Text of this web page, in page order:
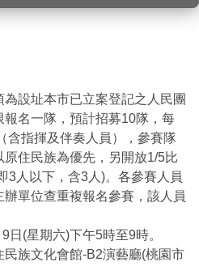
設址本市已立案登記之人民團
名一隊，預計招募10隊，每
含指揮及伴奏人員），參賽隊
住民族為優先，另開放1/5比
3人以下，含3人)。各參賽人員
單位查重複報名參賽，該人員
日(星期六)下午5時至9時。
族文化會館-B2演藝廳(桃園市